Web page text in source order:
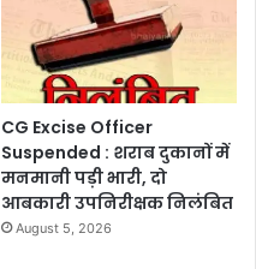
CG Excise Officer
Suspended : शराब दुकानों में
मनमानी पड़ी भारी, दो
आबकारी उपनिरीक्षक निलंबित
August 5, 2026